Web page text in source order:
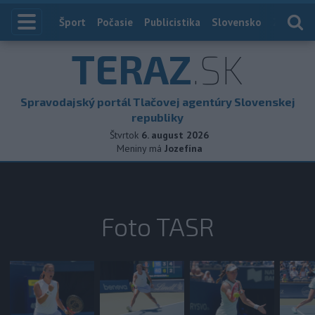
Index
Šport Počasie Publicistika Slovensko
TERAZ.SK
Spravodajský portál Tlačovej agentúry Slovenskej
republiky
Štvrtok 6. august 2026
Meniny má Jozefína
Foto TASR